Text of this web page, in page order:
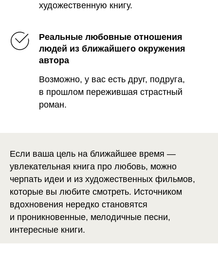
художественную книгу.
Реальные любовные отношения
людей из ближайшего окружения
автора
Возможно, у вас есть друг, подруга,
в прошлом пережившая страстный
роман.
Если ваша цель на ближайшее время —
увлекательная книга про любовь, можно
черпать идеи и из художественных фильмов,
которые вы любите смотреть. Источником
вдохновения нередко становятся
и проникновенные, мелодичные песни,
интересные книги.